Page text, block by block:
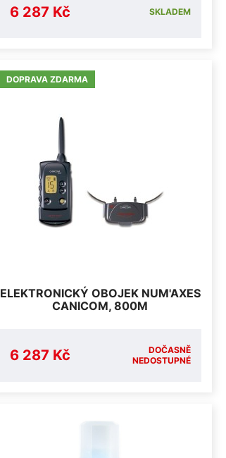
6 287 Kč SKLADEM
DOPRAVA ZDARMA
ELEKTRONICKÝ OBOJEK NUM'AXES
CANICOM, 800M
6 287 Kč
DOČASNĚ
NEDOSTUPNÉ